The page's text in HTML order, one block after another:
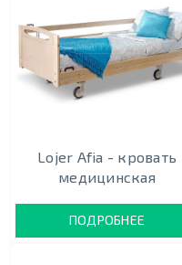
Lojer Afia - кровать
медицинская
ПОДРОБНЕЕ